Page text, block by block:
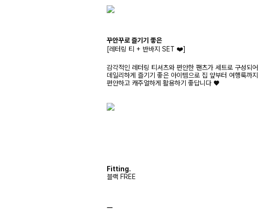
꾸안꾸로 즐기기 좋은
[레터링 티 + 반바지 SET ❤️]
감각적인 레터링 티셔츠와 편안한 팬츠가 세트로 구성되어
데일리하게 즐기기 좋은 아이템으로 집 앞부터 여행룩까지
편안하고 캐주얼하게 활용하기 좋답니다 ♥
Fitting.
블랙 FREE
ㅡ